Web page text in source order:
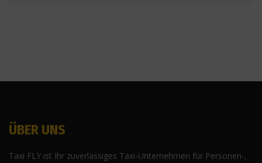
ÜBER UNS
Taxi FLY ist Ihr zuverlässiges Taxi-Unternehmen für Personen-,